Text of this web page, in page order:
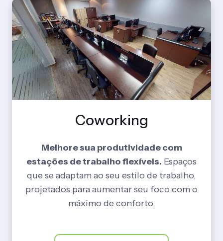
Coworking
Melhore sua produtividade com
estações de trabalho flexíveis. Espaços
que se adaptam ao seu estilo de trabalho,
projetados para aumentar seu foco com o
máximo de conforto.